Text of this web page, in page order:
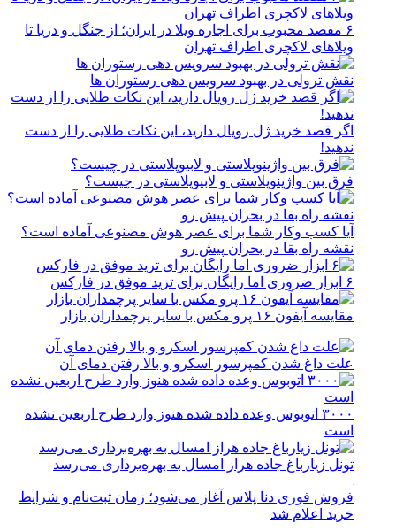
۶ مقصد محبوب برای اجاره ویلا در ایران؛ از جنگل و دریا تا
ویلاهای لاکچری اطراف تهران
نقش ترولی در بهبود سرویس دهی رستوران ها
اگر قصد خرید ژل رویال دارید، این نکات طلایی را از دست
ندهید!
فرق بین واژینوپلاستی و لابیوپلاستی در چیست؟
آیا کسب وکار شما برای عصر هوش مصنوعی آماده است؟
نقشه راه بقا در بحران پیش رو
۶ ابزار ضروری اما رایگان برای ترید موفق در فارکس
مقایسه آیفون ۱۶ پرو مکس با سایر پرچمداران بازار
علت داغ شدن کمپرسور اسکرو و بالا رفتن دمای آن
۳۰۰۰ اتوبوس وعده داده شده هنوز وارد طرح اربعین نشده
است
تونل زیارباغ جاده هراز امسال به بهره‌برداری می‌رسد
فروش فوری دنا پلاس آغاز می‌شود؛ زمان ثبت‌نام و شرایط
خرید اعلام شد